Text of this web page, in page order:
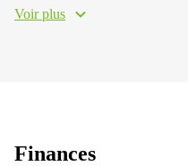
Voir plus
Finances